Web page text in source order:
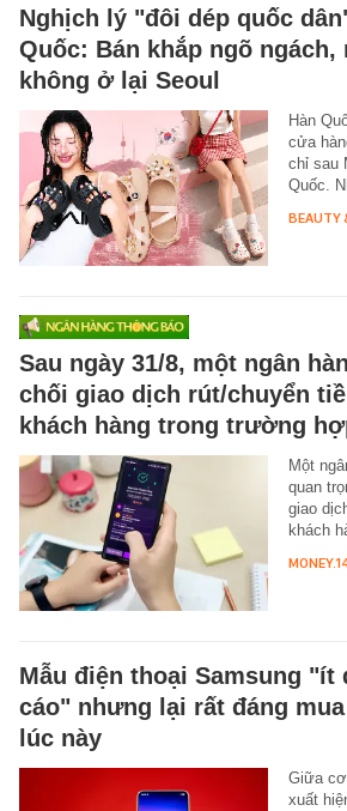
Nghịch lý "đôi dép quốc
Quốc: Bán khắp ngõ ngách,
không ở lại Seoul
Hàn
cửa
chỉ sau
Quốc.
BEAUTY
Sau ngày 31/8, một ngân
chối giao dịch rút/chuyển
khách hàng trong trường
Một
quan
giao
khách
Mẫu điện thoại Samsung "ít
cáo" nhưng lại rất đáng
lúc này
Giữa
xuất